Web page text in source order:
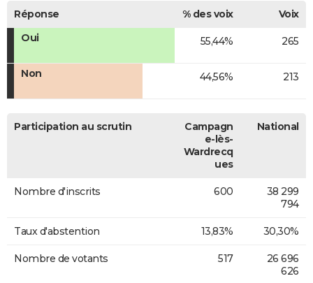
Réponse % des voix
Voix
Oui
55,44% 265
Non 44,56% 213
Participation au scrutin
Campagn
e-lès-
Wardrecq
ues
National
Nombre d'inscrits 600
38 299
794
Taux d'abstention 13,83% 30,30%
Nombre de votants 517
26 696
626